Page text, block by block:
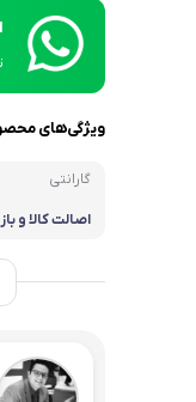
ویژگی‌های
گارانتی
اصالت کالا و باز